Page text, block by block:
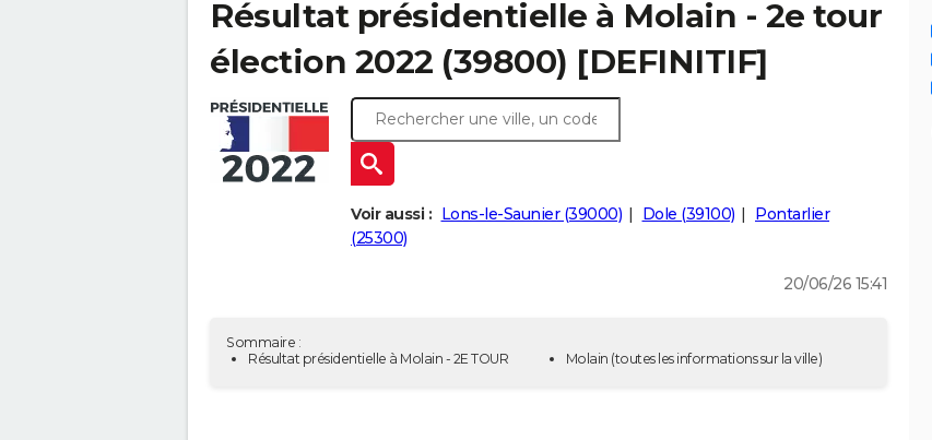
Résultat présidentielle à Molain - 2e tour
élection 2022 (39800) [DEFINITIF]
Voir aussi : Lons-le-Saunier (39000) Dole (39100)
Pontarlier
(25300)
20/06/26 15:41
Sommaire :
Résultat présidentielle à Molain - 2E TOUR
Molain (toutes les informations sur la ville)